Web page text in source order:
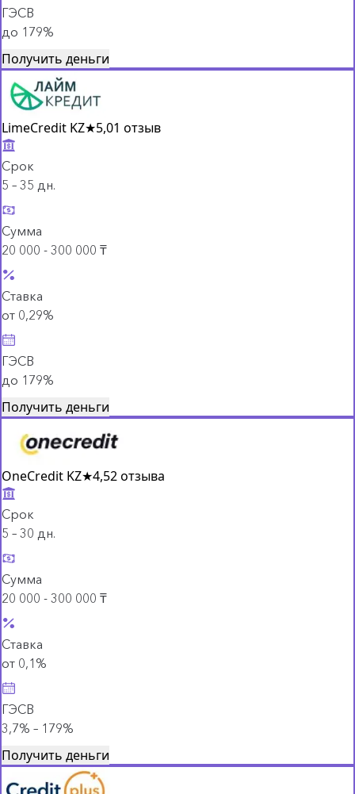
ГЭСВ
до 179%
Получить деньги
LimeCredit KZ★5,01 отзыв
Срок
5 – 35 дн.
Сумма
20 000 - 300 000 ₸
Ставка
от 0,29%
ГЭСВ
до 179%
Получить деньги
OneCredit KZ★4,52 отзыва
Срок
5 – 30 дн.
Сумма
20 000 - 300 000 ₸
Ставка
от 0,1%
ГЭСВ
3,7% – 179%
Получить деньги